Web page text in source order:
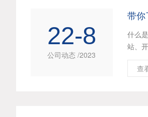
22-8
公司动态 /2023
带
什么
站、
查